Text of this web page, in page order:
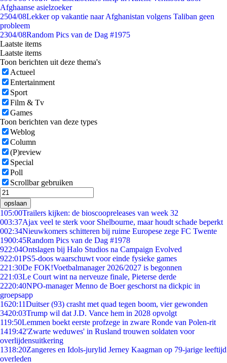
Afghaanse asielzoeker
2504/08Lekker op vakantie naar Afghanistan volgens Taliban geen
probleem
2304/08Random Pics van de Dag #1975
Laatste items
Laatste items
Toon berichten uit deze thema's
Actueel
Entertainment
Sport
Film & Tv
Games
Toon berichten van deze types
Weblog
Column
(P)review
Special
Poll
Scrollbar gebruiken
opslaan
105:00Trailers kijken: de bioscoopreleases van week 32
003:37Ajax veel te sterk voor Shelbourne, maar houdt schade beperkt
002:34Nieuwkomers schitteren bij ruime Europese zege FC Twente
1900:45Random Pics van de Dag #1978
922:04Ontslagen bij Halo Studios na Campaign Evolved
922:01PS5-doos waarschuwt voor einde fysieke games
221:30De FOK!Voetbalmanager 2026/2027 is begonnen
221:03Le Court wint na nerveuze finale, Pieterse derde
2220:40NPO-manager Menno de Boer geschorst na dickpic in
groepsapp
1620:11Duitser (93) crasht met quad tegen boom, vier gewonden
3420:03Trump wil dat J.D. Vance hem in 2028 opvolgt
119:50Lemmen boekt eerste profzege in zware Ronde van Polen-rit
1419:42'Zwarte weduwes' in Rusland trouwen soldaten voor
overlijdensuitkering
1318:20Zangeres en Idols-jurylid Jerney Kaagman op 79-jarige leeftijd
overleden